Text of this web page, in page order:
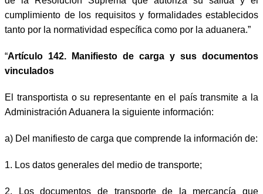
cumplimiento de los requisitos y formalidades establecidos
tanto por la normatividad específica como por la aduanera.”
“Artículo 142. Manifiesto de carga y sus documentos
vinculados
El transportista o su representante en el país transmite a la
Administración Aduanera la siguiente información:
a) Del manifiesto de carga que comprende la información de:
1. Los datos generales del medio de transporte;
2. Los documentos de transporte de la mercancía que